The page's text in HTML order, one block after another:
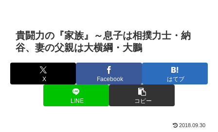
貴闘力の『家族』～息子は相撲力士・納
谷、妻の父親は大横綱・大鵬
X Facebook はてブ
LINE コピー
2018.09.30